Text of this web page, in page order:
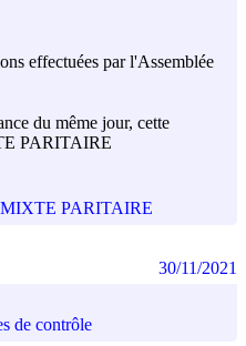
effectuées par l'Assemblée
du même jour, cette
PARITAIRE
PARITAIRE
de contrôle
30/11/2021